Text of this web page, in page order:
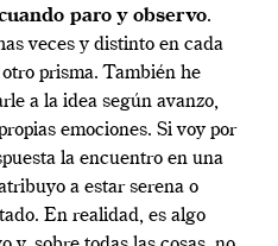
paro y observo.
veces y distinto en cada
prisma. También he
a la idea según avanzo,
emociones. Si voy por
la encuentro en una
a estar serena o
En realidad, es algo